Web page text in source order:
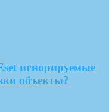
игнорируемые
объекты?